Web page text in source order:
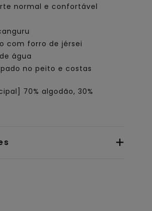
normal e confortável
com forro de jérsei
água
no peito e costas
70% algodão, 30%